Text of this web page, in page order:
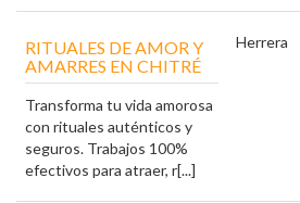
RITUALES DE AMOR Y
AMARRES EN CHITRÉ
Transforma tu vida amorosa
con rituales auténticos y
seguros. Trabajos 100%
efectivos para atraer, r[...]
Herrera